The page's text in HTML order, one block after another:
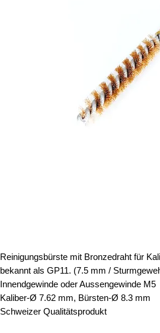
Reinigungsbürste mit Bronzedraht für
bekannt als GP11. (7.5 mm /
Innendgewinde oder Aussengewinde M5
Kaliber-Ø 7.62 mm, Bürsten-Ø 8.3 mm
Schweizer Qualitätsprodukt